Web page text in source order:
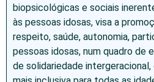
biopsicológicas e sociais
às pessoas idosas, visa a
respeito, saúde, autonomia,
pessoas idosas, num quadro de
de solidariedade